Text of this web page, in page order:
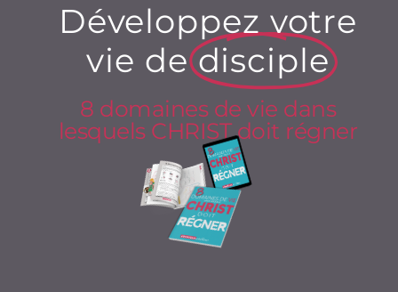
Développez votre
vie de disciple
8 domaines de vie dans
lesquels CHRIST doit régner